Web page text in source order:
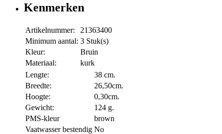
Kenmerken
Artikelnummer:
21363400
Minimum aantal: 3 Stuk(s)
Kleur:
Bruin
Materiaal:
kurk
Lengte:
38 cm.
Breedte:
26,50cm.
Hoogte:
0,30cm.
Gewicht:
124 g.
PMS-kleur
brown
Vaatwasser bestendig No